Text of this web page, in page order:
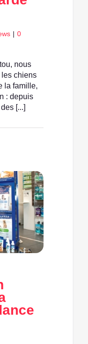
| 0
nous
chiens
la famille,
: depuis
[...]